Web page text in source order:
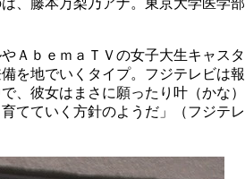
ＡｂｅｍａＴＶの女子大生キャスタ
を地でいくタイプ。フジテレビは報
、彼女はまさに願ったり叶（かな）
てていく方針のようだ」（フジテレ